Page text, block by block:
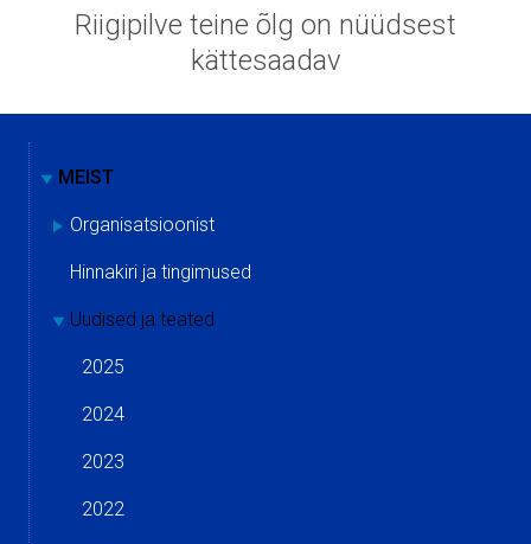
Riigipilve teine õlg on nüüdsest
kättesaadav
MEIST
Organisatsioonist
Hinnakiri ja tingimused
Uudised ja teated
2025
2024
2023
2022